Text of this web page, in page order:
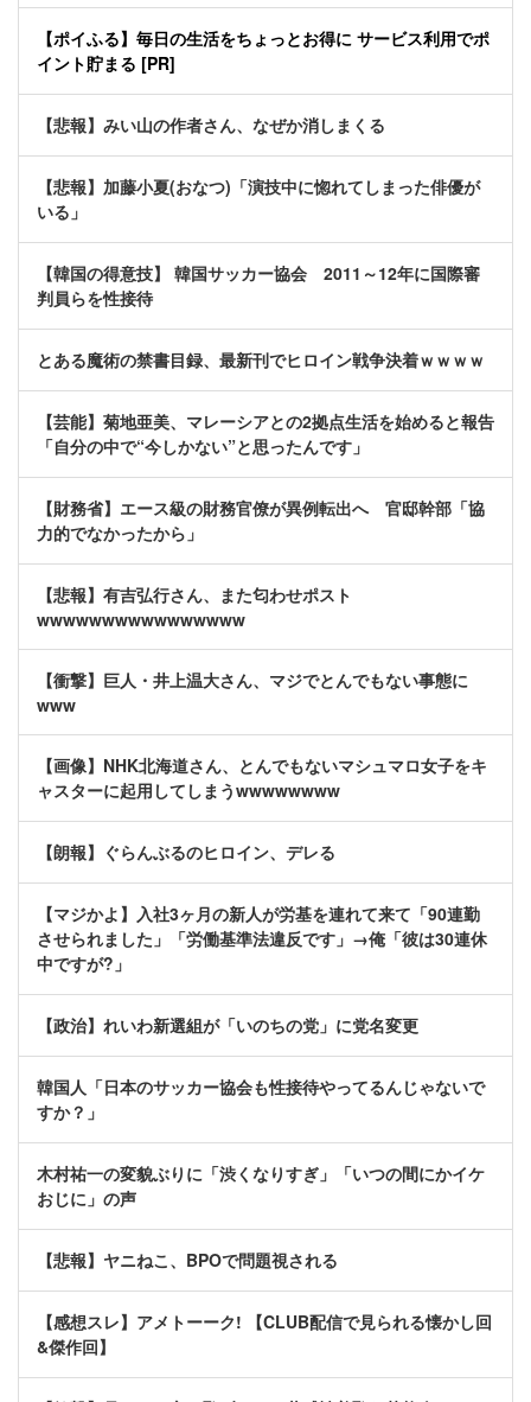
【ポイふる】毎日の生活をちょっとお得に サービス利用でポ
イント貯まる [PR]
【悲報】みい山の作者さん、なぜか消しまくる
【悲報】加藤小夏(おなつ)「演技中に惚れてしまった俳優が
いる」
【韓国の得意技】 韓国サッカー協会 2011～12年に国際審
判員らを性接待
とある魔術の禁書目録、最新刊でヒロイン戦争決着ｗｗｗｗ
【芸能】菊地亜美、マレーシアとの2拠点生活を始めると報告
「自分の中で“今しかない”と思ったんです」
【財務省】エース級の財務官僚が異例転出へ 官邸幹部「協
力的でなかったから」
【悲報】有吉弘行さん、また匂わせポスト
wwwwwwwwwwwwwwww
【衝撃】巨人・井上温大さん、マジでとんでもない事態に
www
【画像】NHK北海道さん、とんでもないマシュマロ女子をキ
ャスターに起用してしまうwwwwwwww
【朗報】ぐらんぶるのヒロイン、デレる
【マジかよ】入社3ヶ月の新人が労基を連れて来て「90連勤
させられました」「労働基準法違反です」→俺「彼は30連休
中ですが?」
【政治】れいわ新選組が「いのちの党」に党名変更
韓国人「日本のサッカー協会も性接待やってるんじゃないで
すか？」
木村祐一の変貌ぶりに「渋くなりすぎ」「いつの間にかイケ
おじに」の声
【悲報】ヤニねこ、BPOで問題視される
【感想スレ】アメトーーク! 【CLUB配信で見られる懐かし回
&傑作回】